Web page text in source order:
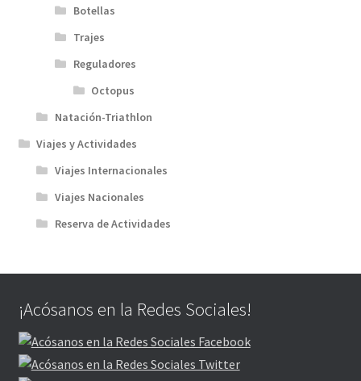
Botellas
Trajes
Reguladores
Octopus
Natación-Triathlon
Viajes y Actividades
Viajes Internacionales
Viajes Nacionales
Reserva de Actividades
¡Acósanos en la Redes Sociales!